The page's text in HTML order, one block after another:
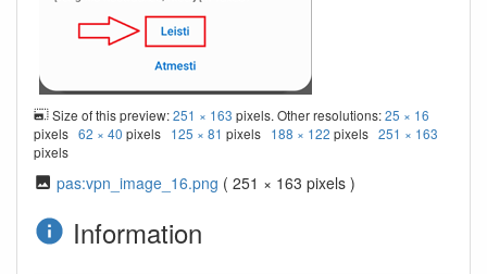
Size of this preview:251 × 163 pixels. Other resolutions:25 × 16
pixels 62 × 40 pixels 125 × 81 pixels 188 × 122 pixels 251 × 163
pixels
pas:vpn_image_16.png ( 251 × 163 pixels )
Information